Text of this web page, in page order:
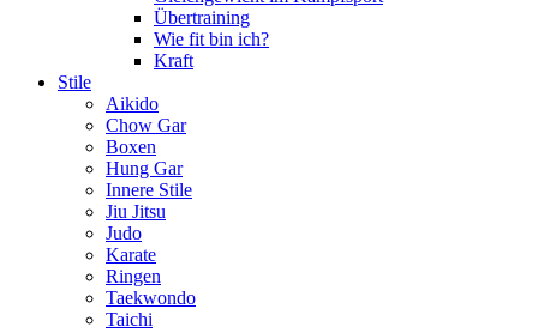
Übertraining
Wie fit bin ich?
Kraft
Stile
Aikido
Chow Gar
Boxen
Hung Gar
Innere Stile
Jiu Jitsu
Judo
Karate
Ringen
Taekwondo
Taichi